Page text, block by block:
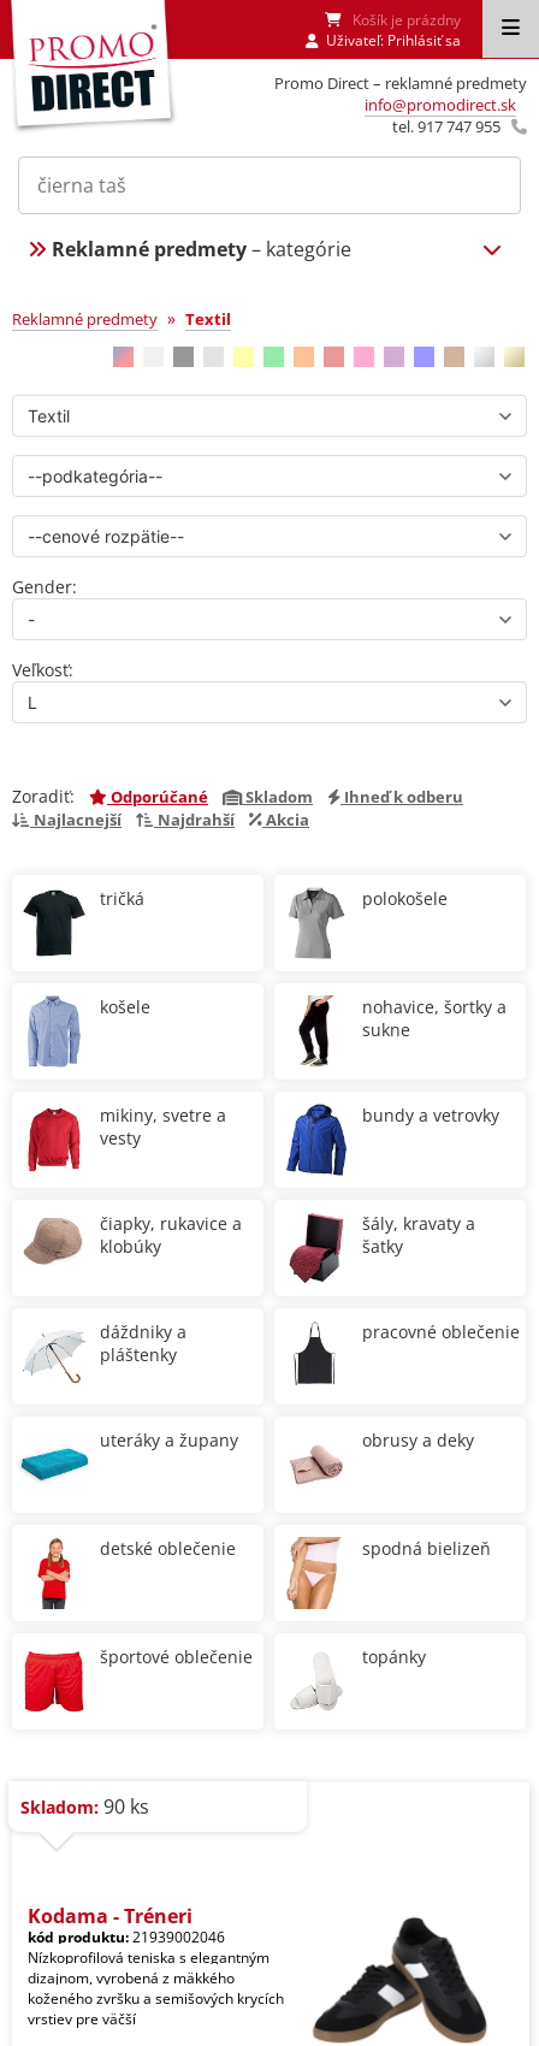
Promo Direct – reklamné predmety
info@promodirect.sk
tel. 917 747 955
Košík je prázdny
Uživateľ: Prihlásiť sa
Reklamné predmety– kategórie
Textil
Reklamné predmety » Textil
Gender:
Veľkosť:
Zoradiť: Odporúčané Skladom
Ihneď k odberu
Najlacnejší
Najdrahší Akcia
tričká polokošele
košele
nohavice, šortky a
sukne
mikiny, svetre a
vesty
bundy a vetrovky
čiapky, rukavice a
klobúky
šály, kravaty a
šatky
dáždniky a
pláštenky
pracovné oblečenie
uteráky a župany obrusy a deky
detské oblečenie spodná bielizeň
športové oblečenie topánky
Skladom: 90 ks
Kodama - Tréneri
kód produktu:21939002046
Nízkoprofilová teniska s elegantným
dizajnom, vyrobená z mäkkého
koženého zvršku a semišových krycích
vrstiev pre väčší